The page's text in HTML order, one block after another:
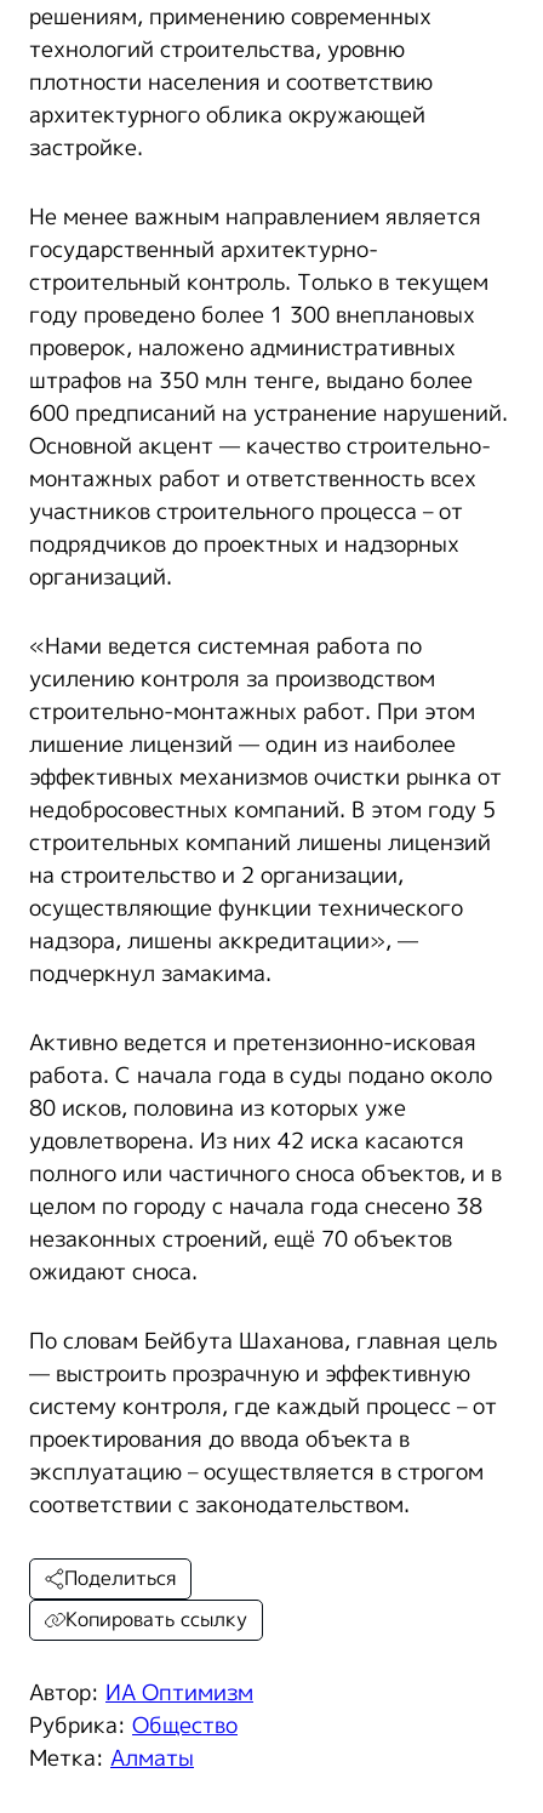
решениям, применению современных
технологий строительства, уровню
плотности населения и соответствию
архитектурного облика окружающей
застройке.
Не менее важным направлением является
государственный архитектурно-
строительный контроль. Только в текущем
году проведено более 1 300 внеплановых
проверок, наложено административных
штрафов на 350 млн тенге, выдано более
600 предписаний на устранение нарушений.
Основной акцент — качество строительно-
монтажных работ и ответственность всех
участников строительного процесса – от
подрядчиков до проектных и надзорных
организаций.
«Нами ведется системная работа по
усилению контроля за производством
строительно-монтажных работ. При этом
лишение лицензий — один из наиболее
эффективных механизмов очистки рынка от
недобросовестных компаний. В этом году 5
строительных компаний лишены лицензий
на строительство и 2 организации,
осуществляющие функции технического
надзора, лишены аккредитации», —
подчеркнул замакима.
Активно ведется и претензионно-исковая
работа. С начала года в суды подано около
80 исков, половина из которых уже
удовлетворена. Из них 42 иска касаются
полного или частичного сноса объектов, и в
целом по городу с начала года снесено 38
незаконных строений, ещё 70 объектов
ожидают сноса.
По словам Бейбута Шаханова, главная цель
— выстроить прозрачную и эффективную
систему контроля, где каждый процесс – от
проектирования до ввода объекта в
эксплуатацию – осуществляется в строгом
соответствии с законодательством.
Автор: ИА Оптимизм
Рубрика: Общество
Метка: Алматы
Поделиться
Копировать ссылку